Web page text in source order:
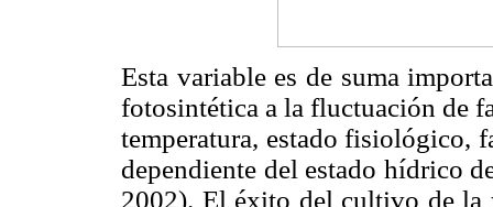
Esta variable es de suma
fotosintética a la fluctuación de
temperatura, estado fisiológico,
dependiente del estado hídrico
2002). El éxito del cultivo de la